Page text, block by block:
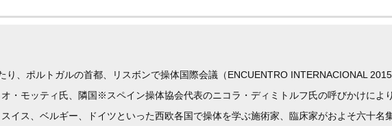
り、ポルトガルの首都、リスボンで操体国際会議（ENCUENTRO INTERNACIONAL
・モッティ氏、隣国※スペイン操体協会代表のニコラ・ディミトルフ氏の呼びかけによ
イス、ベルギー、ドイツといった西欧各国で操体を学ぶ施術家、臨床家がおよそ六十名